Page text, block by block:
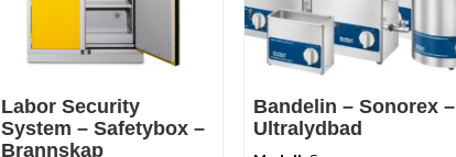
Labor Security
System – Safetybox –
Brannskap
Bandelin – Sonorex –
Ultralydbad